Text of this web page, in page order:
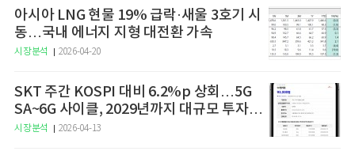
아시아 LNG 현물 19% 급락·새울 3호기 시
동…국내 에너지 지형 대전환 가속
시장분석 2026-04-20
SKT 주간 KOSPI 대비 6.2%p 상회…5G
SA~6G 사이클, 2029년까지 대규모 투자
예고
시장분석 2026-04-13